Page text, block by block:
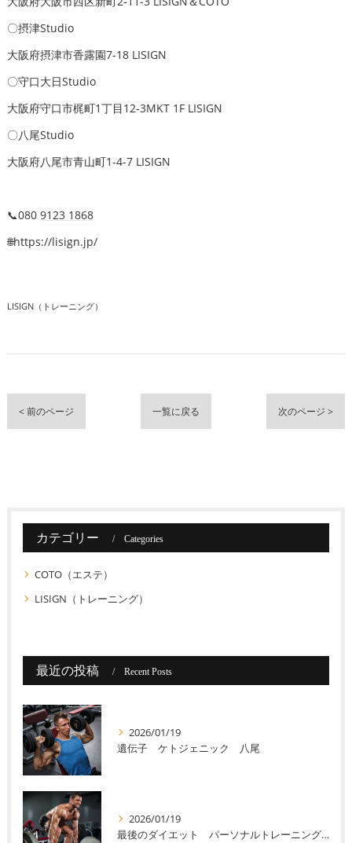
〇摂津Studio
大阪府摂津市香露園7-18 LISIGN
〇守口大日Studio
大阪府守口市梶町1丁目12-3MKT 1F LISIGN
〇八尾Studio
大阪府八尾市青山町1-4-7 LISIGN
📞080 9123 1868
🌐https://lisign.jp/
LISIGN（トレーニング）
< 前のページ 一覧に戻る 次のページ >
カテゴリー Categories
COTO（エステ）
LISIGN（トレーニング）
最近の投稿 Recent Posts
2026/01/19
遺伝子 ケトジェニック 八尾
2026/01/19
最後のダイエット パーソナルトレーニング 八尾